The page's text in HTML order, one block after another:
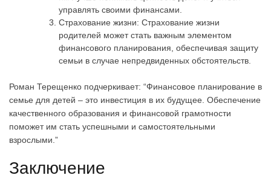
управлять своими финансами.
Страхование жизни: Страхование жизни
родителей может стать важным элементом
финансового планирования, обеспечивая защиту
семьи в случае непредвиденных обстоятельств.
Роман Терещенко подчеркивает: “Финансовое планирование в
семье для детей – это инвестиция в их будущее. Обеспечение
качественного образования и финансовой грамотности
поможет им стать успешными и самостоятельными
взрослыми.”
Заключение